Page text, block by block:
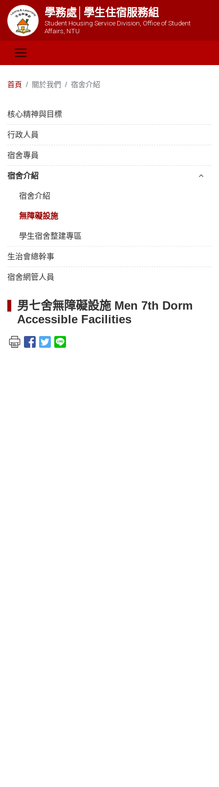
學務處│學生住宿服務組
Student Housing Service Division, Office of Student
Affairs, NTU
首頁 關於我們 宿舍介紹
核心精神與目標
行政人員
宿舍專員
宿舍介紹
宿舍介紹
無障礙設施
學生宿舍整建專區
生治會總幹事
宿舍網管人員
男七舍無障礙設施 Men 7th Dorm
Accessible Facilities